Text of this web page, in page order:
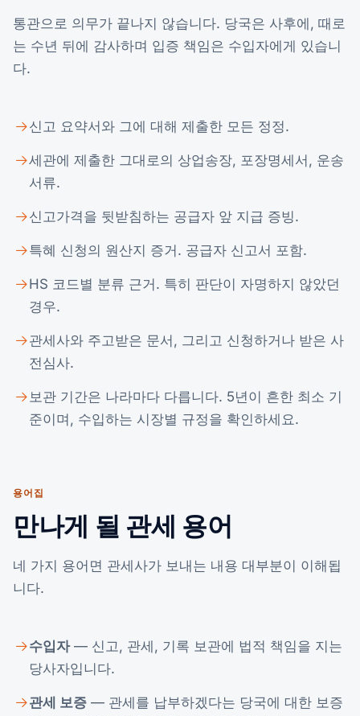
통관으로 의무가 끝나지 않습니다. 당국은 사후에, 때로
는 수년 뒤에 감사하며 입증 책임은 수입자에게 있습니
다.
신고 요약서와 그에 대해 제출한 모든 정정.
세관에 제출한 그대로의 상업송장, 포장명세서, 운송
서류.
신고가격을 뒷받침하는 공급자 앞 지급 증빙.
특혜 신청의 원산지 증거. 공급자 신고서 포함.
HS 코드별 분류 근거. 특히 판단이 자명하지 않았던
경우.
관세사와 주고받은 문서, 그리고 신청하거나 받은 사
전심사.
보관 기간은 나라마다 다릅니다. 5년이 흔한 최소 기
준이며, 수입하는 시장별 규정을 확인하세요.
용어집
만나게 될 관세 용어
네 가지 용어면 관세사가 보내는 내용 대부분이 이해됩
니다.
수입자— 신고, 관세, 기록 보관에 법적 책임을 지는
당사자입니다.
관세 보증 — 관세를 납부하겠다는 당국에 대한 보증